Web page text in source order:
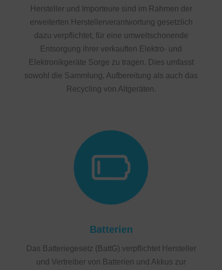
Hersteller und Importeure sind im Rahmen der
erweiterten Herstellerverantwortung gesetzlich
dazu verpflichtet, für eine umweltschonende
Entsorgung ihrer verkauften Elektro- und
Elektronikgeräte Sorge zu tragen. Dies umfasst
sowohl die Sammlung, Aufbereitung als auch das
Recycling von Altgeräten.
Batterien
Das Batteriegesetz (BattG) verpflichtet Hersteller
und Vertreiber von Batterien und Akkus zur